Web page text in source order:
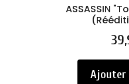
ASSASSIN
Prix
Ajouter